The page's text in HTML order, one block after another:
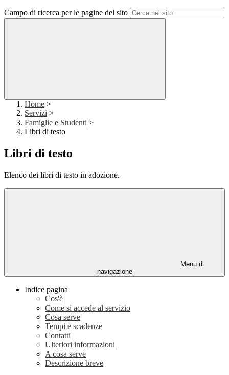
Campo di ricerca per le pagine del sito
Home >
Servizi >
Famiglie e Studenti >
Libri di testo
Libri di testo
Elenco dei libri di testo in adozione.
Menu di
navigazione
Indice pagina
Cos'è
Come si accede al servizio
Cosa serve
Tempi e scadenze
Contatti
Ulteriori informazioni
A cosa serve
Descrizione breve